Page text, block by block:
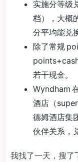
实施分等级
档），大概
分平均能兑
除了常规
若干现金。
Wyndham
酒店（
德姆酒店集
伙伴关系，
我找了一天，搜了